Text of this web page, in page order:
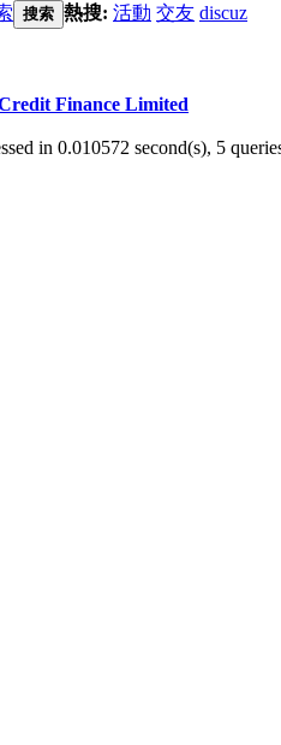
搜索 熱搜: 活動 交友 discuz
Finance Limited
in 0.010572 second(s), 5